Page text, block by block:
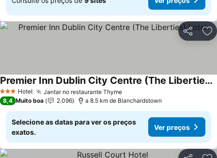
Partilhar
3 EstrelasHotel Jantar no restaurante ThymeVer preços
Premier Inn Dublin City Centre (The Liberties) hotel
Ver preços
8,4 Muito boa 2.096 a 8.5 km de Blanchardstown
Selecione as datas para ver os preços
exatos.
Ver preços